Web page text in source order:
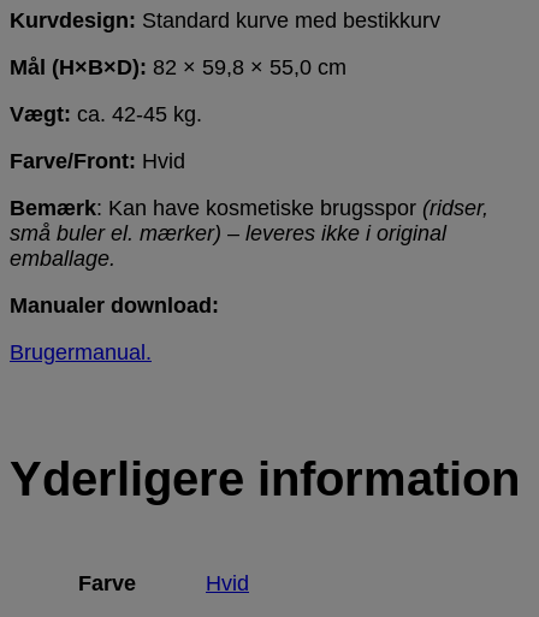
Kurvdesign: Standard kurve med bestikkurv
Mål (H×B×D): 82 × 59,8 × 55,0 cm
Vægt: ca. 42-45 kg.
Farve/Front: Hvid
Bemærk: Kan have kosmetiske brugsspor (ridser,
små buler el. mærker) – leveres ikke i original
emballage.
Manualer download:
Brugermanual.
Yderligere information
Farve Hvid